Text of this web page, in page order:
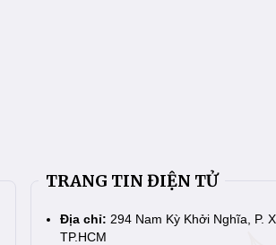
TRANG TIN ĐIỆN TỬ
Địa chỉ: 294 Nam Kỳ Khởi Nghĩa, P.
TP.HCM